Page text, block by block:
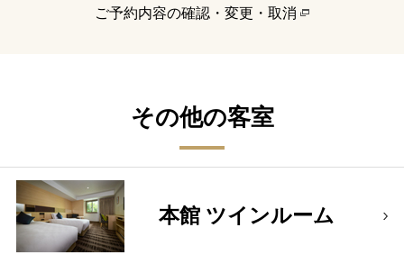
ご予約内容の確認・変更・取消
その他の客室
本館 ツインルーム